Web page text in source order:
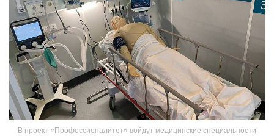
В проект «Профессионалитет» войдут медицинские специальности